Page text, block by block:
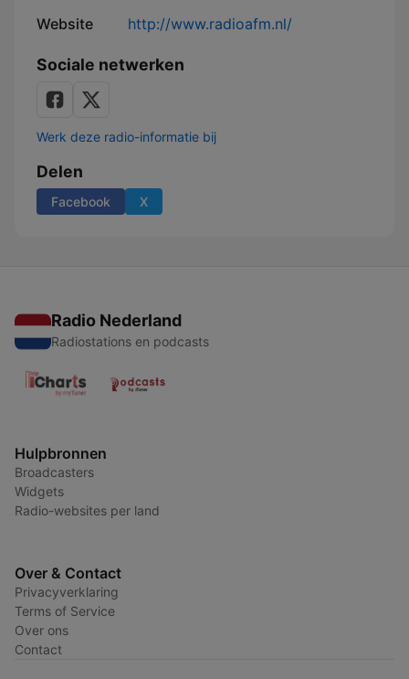
Website http://www.radioafm.nl/
Sociale netwerken
Werk deze radio-informatie bij
Delen
Facebook X
Radio Nederland
Radiostations en podcasts
Hulpbronnen
Broadcasters
Widgets
Radio-websites per land
Over & Contact
Privacyverklaring
Terms of Service
Over ons
Contact